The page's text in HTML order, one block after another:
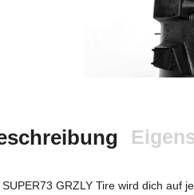
SUPER73 GRZLY Tire wird dich auf